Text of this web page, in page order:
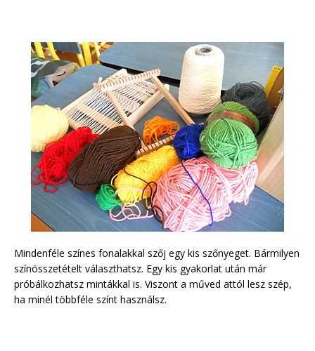
Mindenféle színes fonalakkal szőj egy kis szőnyeget. Bármilyen
színösszetételt választhatsz. Egy kis gyakorlat után már
próbálkozhatsz mintákkal is. Viszont a műved attól lesz szép,
ha minél többféle színt használsz.